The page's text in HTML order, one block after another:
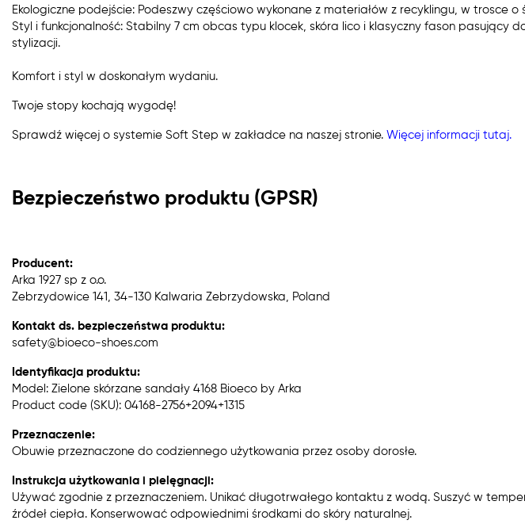
Ekologiczne podejście: Podeszwy częściowo wykonane z materiałów z recyklingu, w trosce o
Styl i funkcjonalność: Stabilny 7 cm obcas typu klocek, skóra lico i klasyczny fason pasujący
stylizacji.
Komfort i styl w doskonałym wydaniu.
Twoje stopy kochają wygodę!
Sprawdź więcej o systemie Soft Step w zakładce na naszej stronie. Więcej informacji tutaj.
Bezpieczeństwo produktu (GPSR)
Producent:
Arka 1927 sp z o.o.
Zebrzydowice 141, 34-130 Kalwaria Zebrzydowska, Poland
Kontakt ds. bezpieczeństwa produktu:
safety@bioeco-shoes.com
Identyfikacja produktu:
Model: Zielone skórzane sandały 4168 Bioeco by Arka
Product code (SKU): 04168-2756+2094+1315
Przeznaczenie:
Obuwie przeznaczone do codziennego użytkowania przez osoby dorosłe.
Instrukcja użytkowania i pielęgnacji:
Używać zgodnie z przeznaczeniem. Unikać długotrwałego kontaktu z wodą. Suszyć w
źródeł ciepła. Konserwować odpowiednimi środkami do skóry naturalnej.